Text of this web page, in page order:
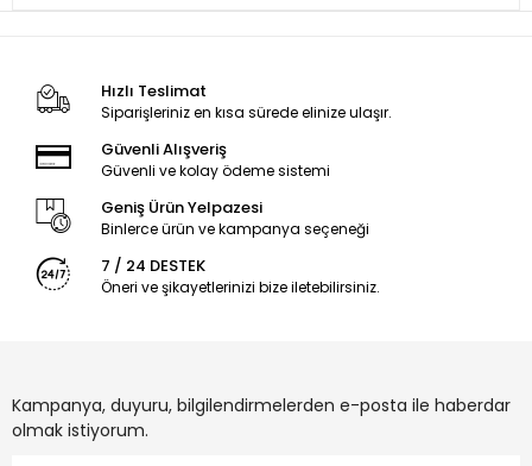
Hızlı Teslimat
Siparişleriniz en kısa sürede elinize ulaşır.
Güvenli Alışveriş
Güvenli ve kolay ödeme sistemi
Geniş Ürün Yelpazesi
Binlerce ürün ve kampanya seçeneği
7 / 24 DESTEK
Öneri ve şikayetlerinizi bize iletebilirsiniz.
Kampanya, duyuru, bilgilendirmelerden e-posta ile haberdar
olmak istiyorum.